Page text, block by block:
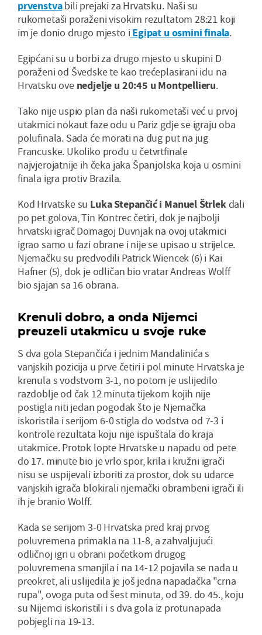
prvenstvabili prejaki za Hrvatsku. Naši su
rukometaši poraženi visokim rezultatom 28:21 koji
im je donio drugo mjesto i Egipat u osmini finala.
Egipćani su u borbi za drugo mjesto u skupini D
poraženi od Švedske te kao trećeplasirani idu na
Hrvatsku ovenedjelje u 20:45 u Montpellieru.
Tako nije uspio plan da naši rukometaši već u prvoj
utakmici nokaut faze odu u Pariz gdje se igraju oba
polufinala. Sada će morati na dug put na jug
Francuske. Ukoliko prođu u četvrtfinale
najvjerojatnije ih čeka jaka Španjolska koja u osmini
finala igra protiv Brazila.
Kod Hrvatske su Luka Stepančić i Manuel Štrlekdali
po pet golova, Tin Kontrec četiri, dok je najbolji
hrvatski igrač Domagoj Duvnjak na ovoj utakmici
igrao samo u fazi obrane i nije se upisao u strijelce.
Njemačku su predvodili Patrick Wiencek (6) i Kai
Hafner (5), dok je odličan bio vratar Andreas Wolff
bio sjajan sa 16 obrana.
Krenuli dobro, a onda Nijemci
preuzeli utakmicu u svoje ruke
S dva gola Stepančića i jednim Mandalinića s
vanjskih pozicija u prve četiri i pol minute Hrvatska je
krenula s vodstvom 3-1, no potom je uslijedilo
razdoblje od čak 12 minuta tijekom kojih nije
postigla niti jedan pogodak što je Njemačka
iskoristila i serijom 6-0 stigla do vodstva od 7-3 i
kontrole rezultata koju nije ispuštala do kraja
utakmice. Protok lopte Hrvatske u napadu od pete
do 17. minute bio je vrlo spor, krila i kružni igrači
nisu se uspijevali izboriti za prostor, dok su udarce
vanjskih igrača blokirali njemački obrambeni igrači ili
ih je branio Wolff.
Kada se serijom 3-0 Hrvatska pred kraj prvog
poluvremena primakla na 11-8, a zahvaljujući
odličnoj igri u obrani početkom drugog
poluvremena smanjila i na 14-12 pojavila se nada u
preokret, ali uslijedila je još jedna napadačka "crna
rupa", ovoga puta od šest minuta, od 39. do 45., koju
su Nijemci iskoristili i s dva gola iz protunapada
pobjegli na 19-13.